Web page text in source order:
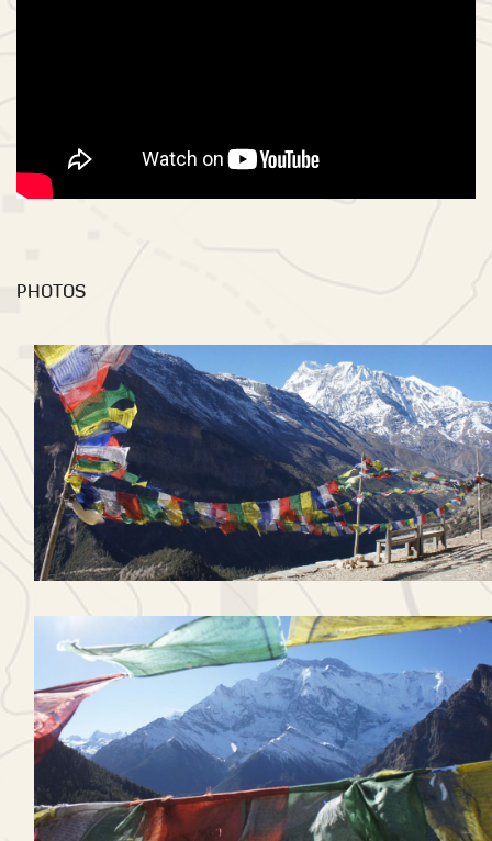
PHOTOS